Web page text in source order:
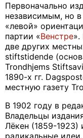
Первоначально
независимым, но
«левой»
партии «Венстре».
две других
stiftstidende
Trondhjems
1890-х гг.
местную газету
В 1902 году в
Владельцы
Лёкен (1859-1923)